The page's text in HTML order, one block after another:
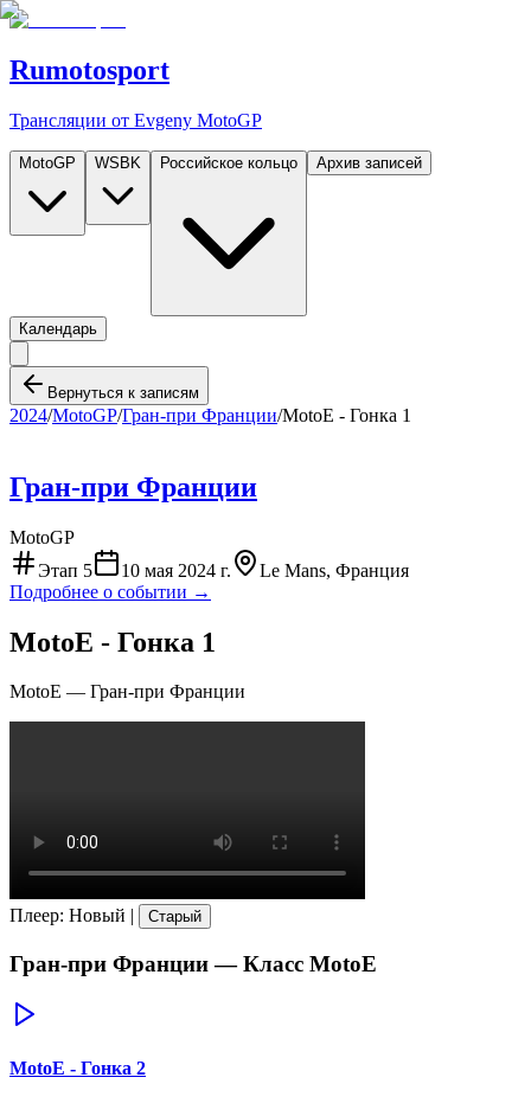
Rumotosport
Трансляции от Evgeny MotoGP
MotoGP WSBK Российское кольцо Архив записей
Календарь
Вернуться к записям
2024/MotoGP/Гран-при Франции/MotoE - Гонка 1
Гран-при Франции
MotoGP
Этап 5 10 мая 2024 г.
Le Mans, Франция
Подробнее о событии →
MotoE - Гонка 1
MotoE — Гран-при Франции
Плеер: Новый | Старый
Гран-при Франции— Класс MotoE
MotoE - Гонка 2